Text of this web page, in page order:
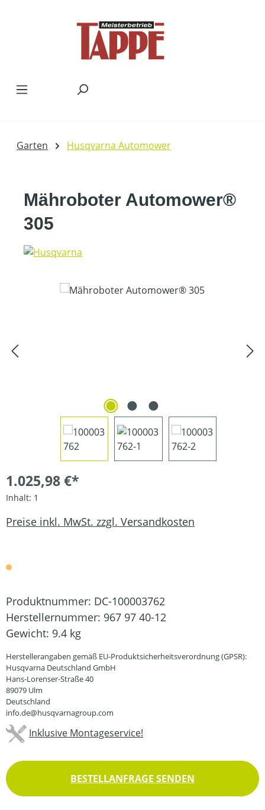
Garten Husqvarna Automower
Mähroboter Automower®
305
Bildergalerie überspringen
1.025,98 €*
Inhalt: 1
Preise inkl. MwSt. zzgl. Versandkosten
Produktnummer: DC-100003762
Herstellernummer: 967 97 40-12
Gewicht: 9.4 kg
Herstellerangaben gemäß EU-Produktsicherheitsverordnung (GPSR):
Husqvarna Deutschland GmbH
Hans-Lorenser-Straße 40
89079 Ulm
Deutschland
info.de@husqvarnagroup.com
Inklusive Montageservice!
BESTELLANFRAGE SENDEN